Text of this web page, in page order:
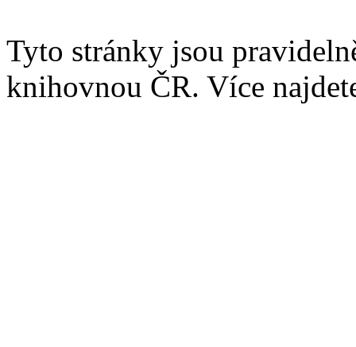
Tyto stránky jsou
knihovnou ČR. Více